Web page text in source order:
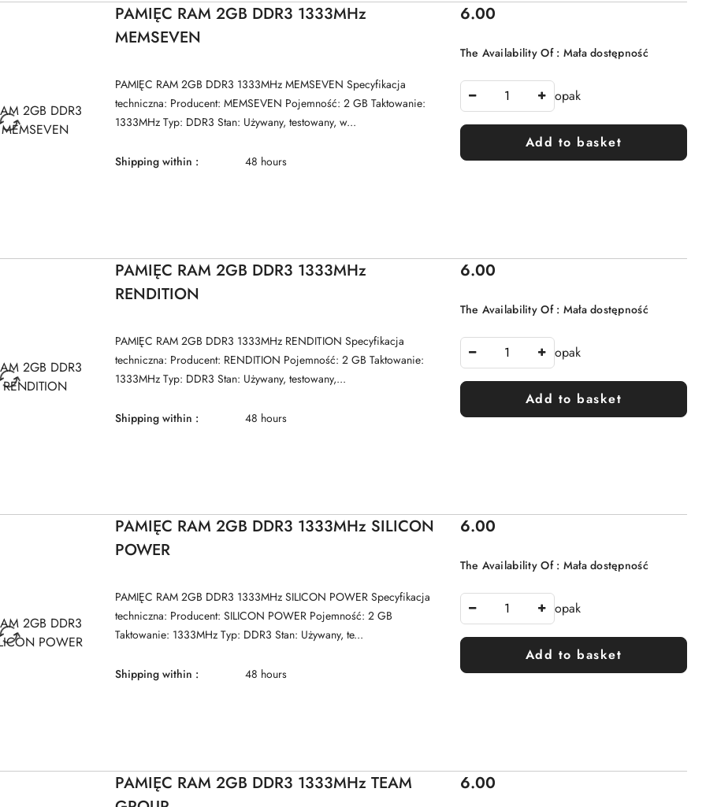
PAMIĘC RAM 2GB DDR3 1333MHz
MEMSEVEN
PAMIĘC RAM 2GB DDR3 1333MHz MEMSEVEN Specyfikacja
techniczna: Producent: MEMSEVEN Pojemność: 2 GB Taktowanie:
1333MHz Typ: DDR3 Stan: Używany, testowany, w...
Shipping within : 48 hours
Price:
6.00
The Availability Of : Mała dostępność
opak
Add to basket
PAMIĘC RAM 2GB DDR3 1333MHz
RENDITION
PAMIĘC RAM 2GB DDR3 1333MHz RENDITION Specyfikacja
techniczna: Producent: RENDITION Pojemność: 2 GB Taktowanie:
1333MHz Typ: DDR3 Stan: Używany, testowany,...
Shipping within : 48 hours
Price:
6.00
The Availability Of : Mała dostępność
opak
Add to basket
PAMIĘC RAM 2GB DDR3 1333MHz SILICON
POWER
PAMIĘC RAM 2GB DDR3 1333MHz SILICON POWER Specyfikacja
techniczna: Producent: SILICON POWER Pojemność: 2 GB
Taktowanie: 1333MHz Typ: DDR3 Stan: Używany, te...
Shipping within : 48 hours
Price:
6.00
The Availability Of : Mała dostępność
opak
Add to basket
PAMIĘC RAM 2GB DDR3 1333MHz TEAM
Price:
6.00